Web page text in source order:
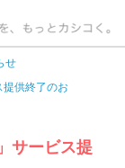
せ
提供終了のお
サービス提